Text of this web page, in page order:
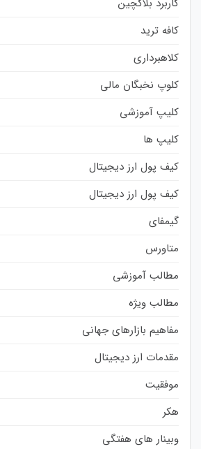
کاربرد بلاکچین
کافه ترید
کلاهبرداری
کلوپ نخبگان مالی
کلیپ آموزشی
کلیپ ها
کیف پول ارز دیجیتال
کیف پول ارز دیجیتال
گیمفای
متاورس
مطالب آموزشی
مطالب ویژه
مفاهیم بازارهای جهانی
مقدمات ارز دیجیتال
موفقیت
هکر
وبینار های هفتگی